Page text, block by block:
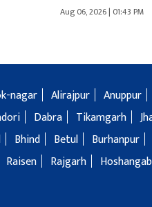
Aug 06, 2026 | 01:43 PM
nagar Alirajpur Anuppur
Dabra Tikamgarh
Bhind Betul Burhanpur
Raisen Rajgarh